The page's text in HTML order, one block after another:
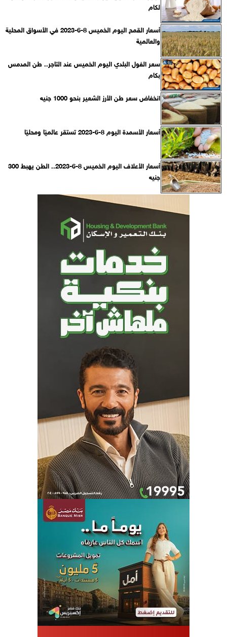
لكام
أسعار القمح اليوم الخميس 8-6-2023 في الأسواق المحلية
والعالمية
سعر الفول البلدي اليوم الخميس عند التاجر.. طن المدمس
بكام
انخفاض سعر طن الأرز الشعير بنحو 1000 جنيه
أسعار الأسمدة اليوم 8-6-2023 تستقر عالميًا ومحليًا
أسعار الأعلاف اليوم الخميس 8-6-2023.. الطن يهبط 300
جنيه